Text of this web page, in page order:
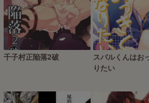
千子村正陥落2破
スバルくんはお
りたい